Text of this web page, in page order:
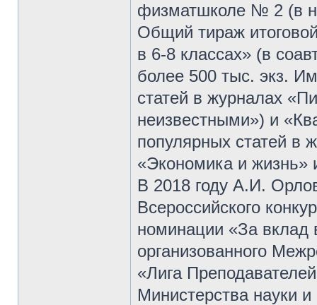
физматшколе № 2 (в
Общий тираж
в 6-8 классах» (в
более 500 тыс. экз.
статей в журналах
неизвестными») и
популярных статей в
«Экономика и жизнь»
В 2018 году А.И.
Всероссийского
номинации «За вклад
организованного
«Лига
Министерства науки